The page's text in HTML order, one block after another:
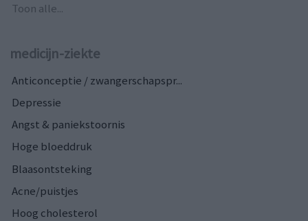
Toon alle...
medicijn-ziekte
Anticonceptie / zwangerschapspr...
Depressie
Angst & paniekstoornis
Hoge bloeddruk
Blaasontsteking
Acne/puistjes
Hoog cholesterol